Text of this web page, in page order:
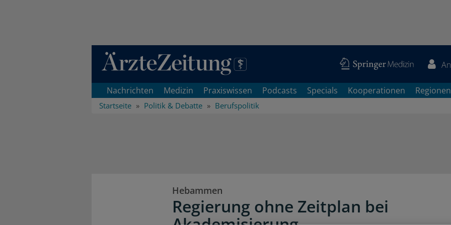
Direkt zum Inhaltsbereich
Nachrichten Medizin Praxiswissen Podcasts Specials Kooperationen Regionen
Startseite Politik & Debatte Berufspolitik
Hebammen
Regierung ohne Zeitplan bei